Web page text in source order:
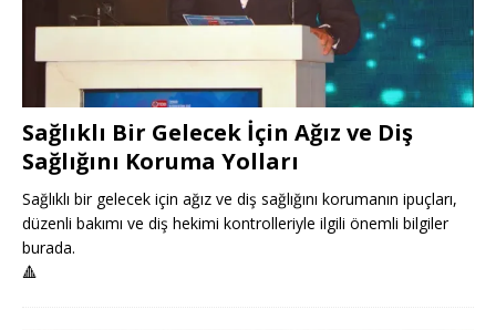
Sağlıklı Bir Gelecek İçin Ağız ve Diş
Sağlığını Koruma Yolları
Sağlıklı bir gelecek için ağız ve diş sağlığını korumanın ipuçları,
düzenli bakımı ve diş hekimi kontrolleriyle ilgili önemli bilgiler
burada.
🔺